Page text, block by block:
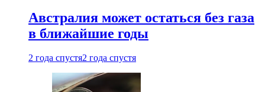
Австралия может остаться без газа
в ближайшие годы
2 года спустя2 года спустя